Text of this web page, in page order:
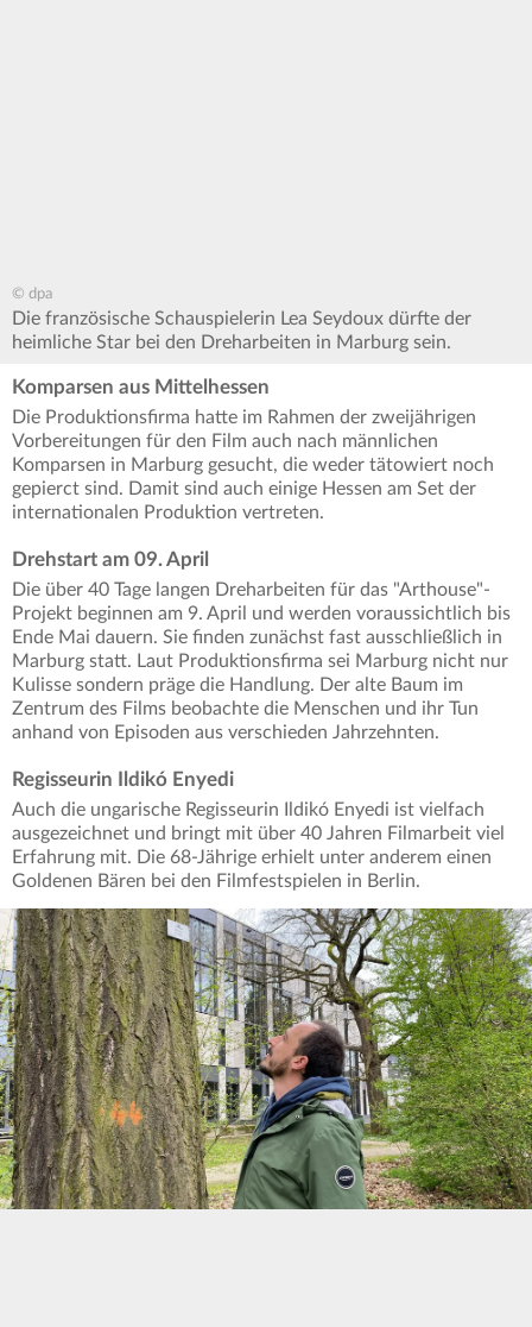
© dpa
Die französische Schauspielerin Lea Seydoux dürfte der
heimliche Star bei den Dreharbeiten in Marburg sein.
Komparsen aus Mittelhessen
Die Produktionsfirma hatte im Rahmen der zweijährigen
Vorbereitungen für den Film auch nach männlichen
Komparsen in Marburg gesucht, die weder tätowiert noch
gepierct sind. Damit sind auch einige Hessen am Set der
internationalen Produktion vertreten.
Drehstart am 09. April
Die über 40 Tage langen Dreharbeiten für das "Arthouse"-
Projekt beginnen am 9. April und werden voraussichtlich bis
Ende Mai dauern. Sie finden zunächst fast ausschließlich in
Marburg statt. Laut Produktionsfirma sei Marburg nicht nur
Kulisse sondern präge die Handlung. Der alte Baum im
Zentrum des Films beobachte die Menschen und ihr Tun
anhand von Episoden aus verschieden Jahrzehnten.
Regisseurin Ildikó Enyedi
Auch die ungarische Regisseurin Ildikó Enyedi ist vielfach
ausgezeichnet und bringt mit über 40 Jahren Filmarbeit viel
Erfahrung mit. Die 68-Jährige erhielt unter anderem einen
Goldenen Bären bei den Filmfestspielen in Berlin.